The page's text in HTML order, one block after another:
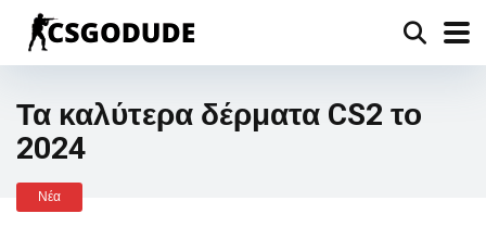
Τα καλύτερα δέρματα CS2 το
2024
Νέα